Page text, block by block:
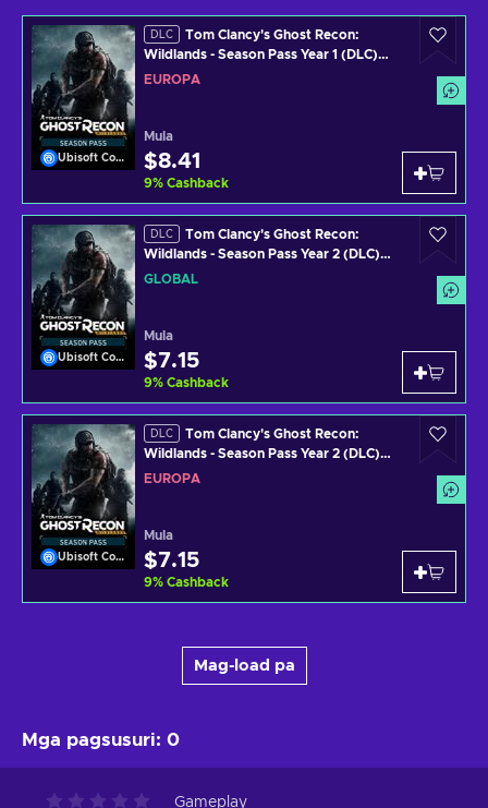
Ubisoft Connect
DLC
Tom Clancy's Ghost Recon:
Wildlands - Season Pass Year 1 (DLC)
Uplay Key EUROPE
EUROPA
Mula
$8.41
9% Cashback
Ubisoft Connect
DLC
Tom Clancy's Ghost Recon:
Wildlands - Season Pass Year 2 (DLC)
Uplay Key GLOBAL
GLOBAL
Mula
$7.15
9% Cashback
Ubisoft Connect
DLC
Tom Clancy's Ghost Recon:
Wildlands - Season Pass Year 2 (DLC)
Uplay Key EUROPE
EUROPA
Mula
$7.15
9% Cashback
Mag-load pa
Mga pagsusuri: 0
Gameplay